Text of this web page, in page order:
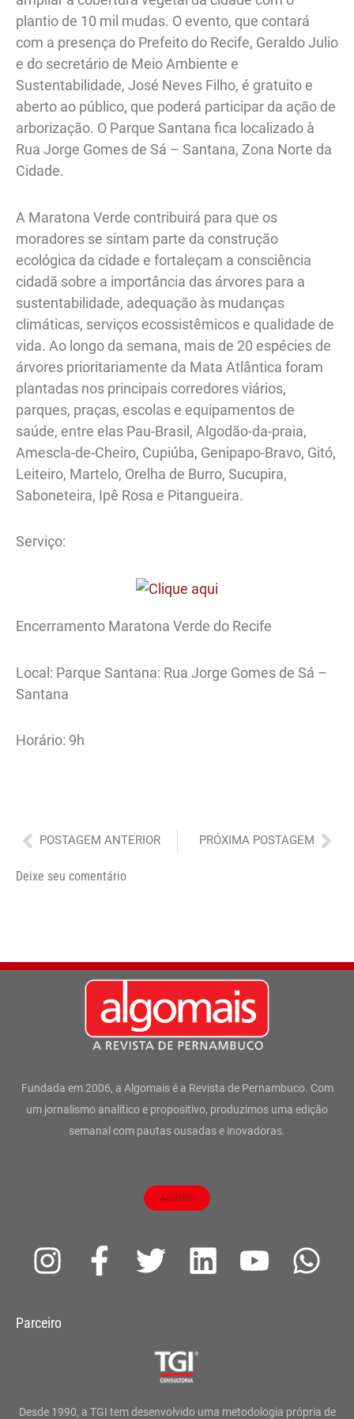
plantio de 10 mil mudas. O evento, que contará
com a presença do Prefeito do Recife, Geraldo Julio
e do secretário de Meio Ambiente e
Sustentabilidade, José Neves Filho, é gratuito e
aberto ao público, que poderá participar da ação de
arborização. O Parque Santana fica localizado à
Rua Jorge Gomes de Sá – Santana, Zona Norte da
Cidade.
A Maratona Verde contribuirá para que os
moradores se sintam parte da construção
ecológica da cidade e fortaleçam a consciência
cidadã sobre a importância das árvores para a
sustentabilidade, adequação às mudanças
climáticas, serviços ecossistêmicos e qualidade de
vida. Ao longo da semana, mais de 20 espécies de
árvores prioritariamente da Mata Atlântica foram
plantadas nos principais corredores viários,
parques, praças, escolas e equipamentos de
saúde, entre elas Pau-Brasil, Algodão-da-praia,
Amescla-de-Cheiro, Cupiúba, Genipapo-Bravo, Gitó,
Leiteiro, Martelo, Orelha de Burro, Sucupira,
Saboneteira, Ipê Rosa e Pitangueira.
Serviço:
Encerramento Maratona Verde do Recife
Local: Parque Santana: Rua Jorge Gomes de Sá –
Santana
Horário: 9h
Anterior
POSTAGEM ANTERIOR PRÓXIMA POSTAGEM
Deixe seu comentário
Fundada em 2006, a Algomais é a Revista de Pernambuco. Com
um jornalismo analítico e propositivo, produzimos uma edição
semanal com pautas ousadas e inovadoras.
ASSINE
I
s
g
F
a
o
T
t
e
L
d
Y
b
W
a
Parceiro
Desde 1990, a TGI tem desenvolvido uma metodologia própria de